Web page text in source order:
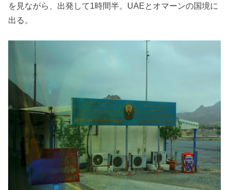
を見ながら、出発して1時間半。UAEとオマーンの国境に
出る。